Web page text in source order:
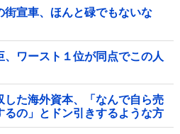
街宣車、ほんと碌でもないな
、ワースト１位が同点でこの人
した海外資本、「なんで自ら売
るの」とドン引きするような方